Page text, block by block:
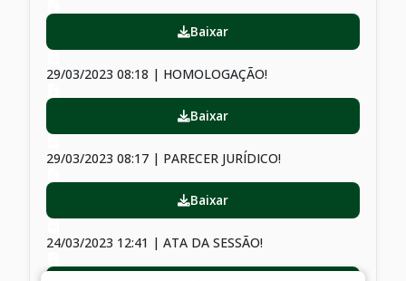
Baixar
29/03/2023 08:18 | HOMOLOGAÇÃO!
Baixar
29/03/2023 08:17 | PARECER JURÍDICO!
Baixar
24/03/2023 12:41 | ATA DA SESSÃO!